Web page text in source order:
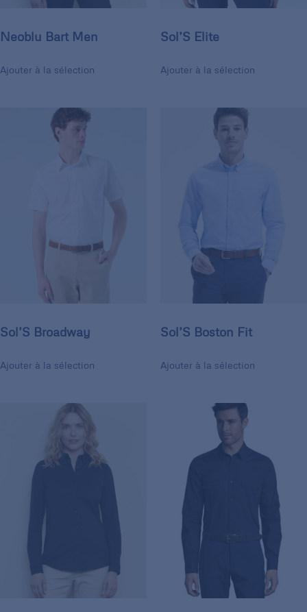
Neoblu Bart Men
Ajouter à la sélection
Sol’S Elite
Ajouter à la sélection
Sol’S Broadway
Ajouter à la sélection
Sol’S Boston Fit
Ajouter à la sélection